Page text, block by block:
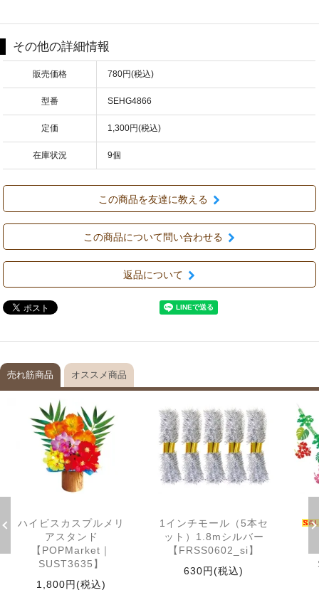
その他の詳細情報
販売価格 780円(税込)
型番 SEHG4866
定価 1,300円(税込)
在庫状況 9個
この商品を友達に教える
この商品について問い合わせる
返品について
売れ筋商品 オススメ商品
ハイビスカスプルメリ
アスタンド
【POPMarket｜
SUST3635】
1,800円(税込)
1インチモール（5本セ
ット）1.8mシルバー
【FRSS0602_si】
630円(税込)